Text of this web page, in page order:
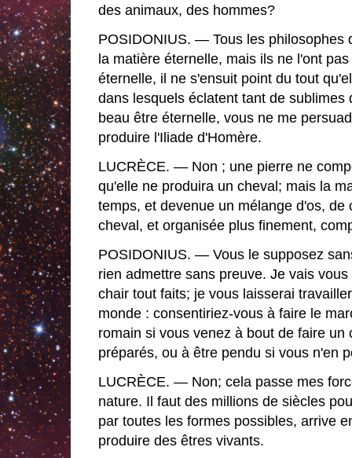
des animaux, des hommes?
POSIDONIUS. — Tous les philosophes
la matière éternelle, mais ils ne l'ont
éternelle, il ne s'ensuit point du tout
dans lesquels éclatent tant de sublimes
beau être éternelle, vous ne me
produire l'Iliade d'Homère.
LUCRÈCE. — Non ; une pierre ne
qu'elle ne produira un cheval; mais la
temps, et devenue un mélange d'os,
cheval, et organisée plus finement,
POSIDONIUS. — Vous le supposez
rien admettre sans preuve. Je vais
chair tout faits; je vous laisserai
monde : consentiriez-vous à faire le
romain si vous venez à bout de faire
préparés, ou à être pendu si vous n'en
LUCRÈCE. — Non; cela passe mes
nature. Il faut des millions de siècles
par toutes les formes possibles, arrive
produire des êtres vivants.